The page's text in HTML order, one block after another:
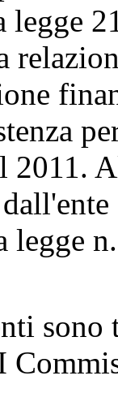
legge
2011.
legge
sono